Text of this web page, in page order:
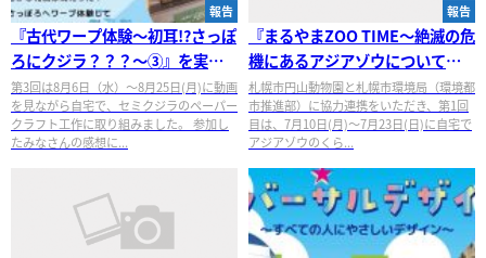
報告
『古代ワープ体験～初耳!?さっぽ
ろにクジラ？？？～③』を実施
しました
第3回は8月6日（水）～8月25日(月)に動画
を見ながら自宅で、セミクジラのペーパー
クラフト工作に取り組みました。 参加し
たみなさんの感想に...
報告
『まるやまZOO TIME～絶滅の危
機にあるアジアゾウについて～
①②』を実施しました
札幌市円山動物園と札幌市環境局（環境都
市推進部）に協力連携をいただき、第1回
目は、7月10日(月)～7月23日(日)に自宅で
アジアゾウのくら...